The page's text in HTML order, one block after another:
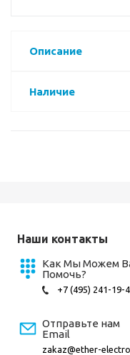
Описание
Наличие
Наши контакты
Как Мы Можем
Помочь?
+7 (495) 241-19-
Отправьте нам
Email
zakaz@ether-